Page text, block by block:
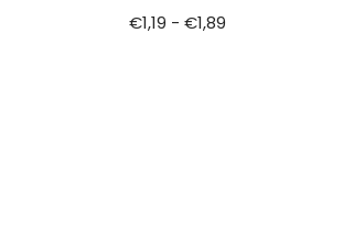
€1,19 - €1,89